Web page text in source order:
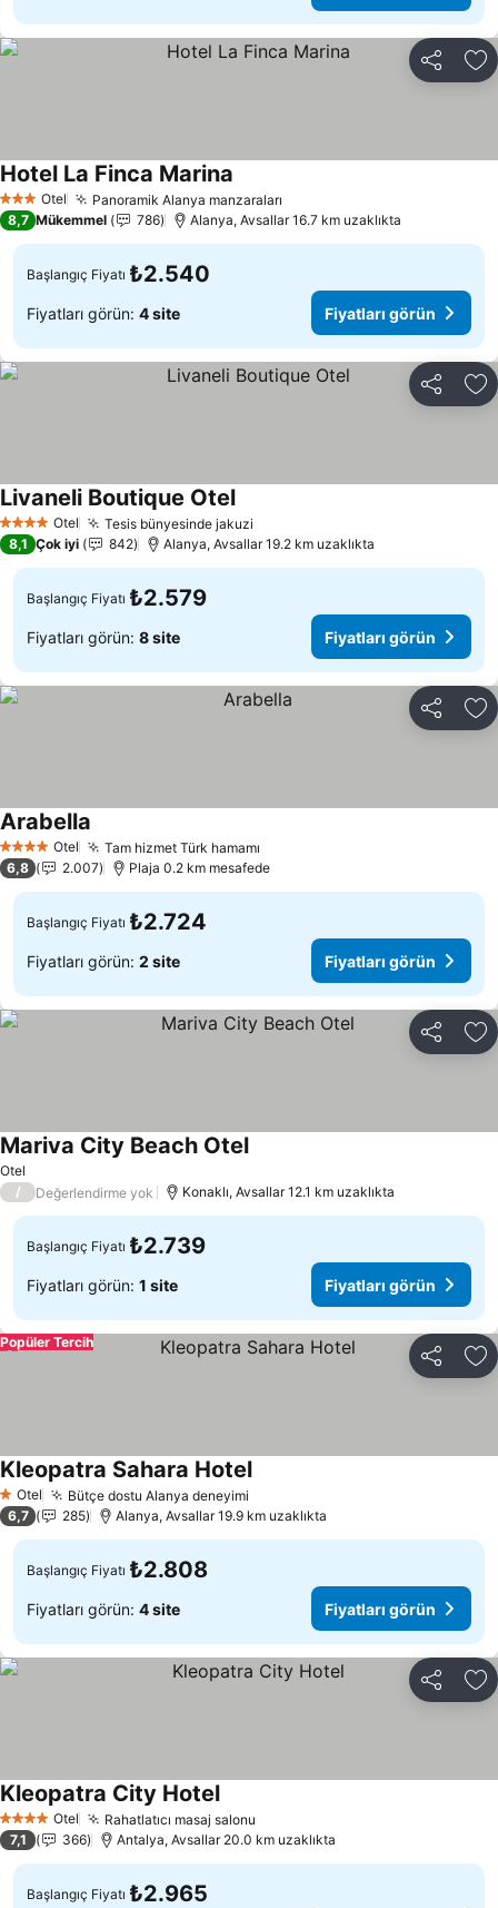
Paylaş
3 YıldızOtel Panoramik Alanya manzaraları
Hotel La Finca Marina
8,7 Mükemmel 786 Alanya, Avsallar 16.7 km uzaklıkta
Başlangıç Fiyatı ₺2.540
Fiyatları görün: 4 site Fiyatları görün
Paylaş
4 Yıldız Otel Tesis bünyesinde jakuzi
Livaneli Boutique OtelFiyatları görün
8,1 Çok iyi 842 Alanya, Avsallar 19.2 km uzaklıkta
Başlangıç Fiyatı ₺2.579
Fiyatları görün: 8 site Fiyatları görün
Paylaş
4 Yıldız Otel Tam hizmet Türk hamamı
Arabella
6,8 2.007 Plaja 0.2 km mesafede
Başlangıç Fiyatı ₺2.724
Fiyatları görün: 2 site Fiyatları görün
Paylaş
Otel
Mariva City Beach OtelFiyatları görün
/ Değerlendirme yok Konaklı, Avsallar 12.1 km uzaklıkta
Başlangıç Fiyatı ₺2.739
Fiyatları görün: 1 site Fiyatları görün
Paylaş
Popüler Tercih
1 Yıldız
Otel Bütçe dostu Alanya deneyimi
Kleopatra Sahara HotelFiyatları görün
6,7 285 Alanya, Avsallar 19.9 km uzaklıkta
Başlangıç Fiyatı ₺2.808
Fiyatları görün: 4 site Fiyatları görün
Paylaş
4 Yıldız Otel Rahatlatıcı masaj salonu
Kleopatra City HotelFiyatları görün
7,1 366 Antalya, Avsallar 20.0 km uzaklıkta
Başlangıç Fiyatı ₺2.965